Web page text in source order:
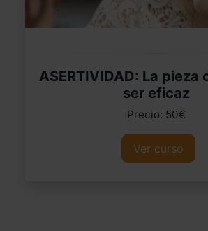
ASERTIVIDAD: La pieza
ser eficaz
Precio: 50€
Ver curso